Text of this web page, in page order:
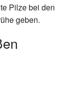
Pilze bei den
geben.